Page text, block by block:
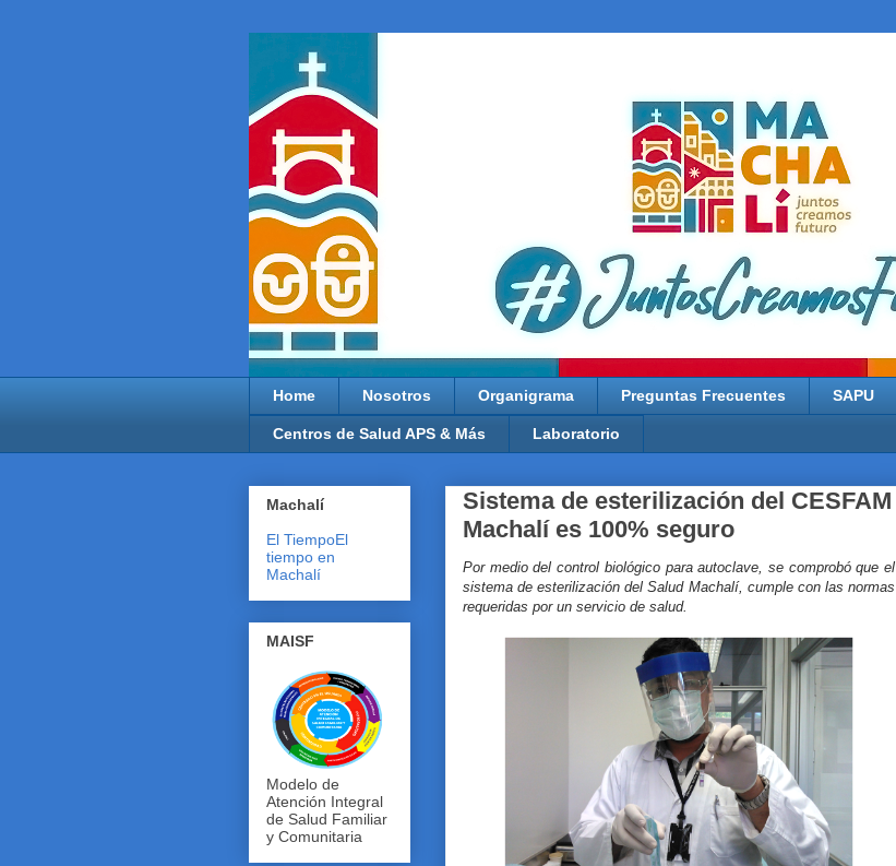
Home Nosotros Organigrama Preguntas Frecuentes SAPU
Centros de Salud APS & Más Laboratorio
Sistema de esterilización del CESFAM
Machalí es 100% seguro
Por medio del control biológico para autoclave, se comprobó que el
sistema de esterilización del Salud Machalí, cumple con las normas
requeridas por un servicio de salud.
Machalí
El TiempoEl
tiempo en
Machalí
MAISF
Modelo de
Atención Integral
de Salud Familiar
y Comunitaria